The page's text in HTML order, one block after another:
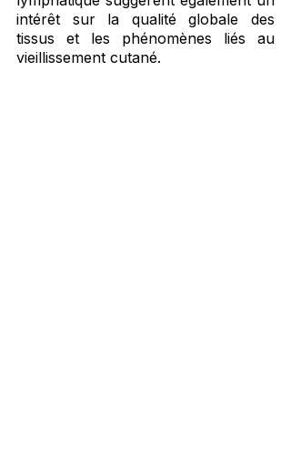
intérêt sur la qualité globale des
tissus et les phénomènes liés au
vieillissement cutané.